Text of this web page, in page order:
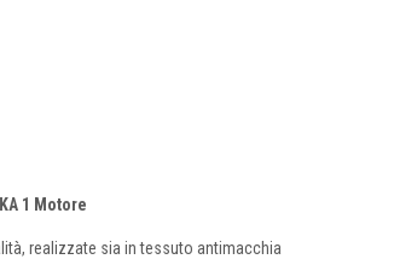
1 Motore
realizzate sia in tessuto antimacchia